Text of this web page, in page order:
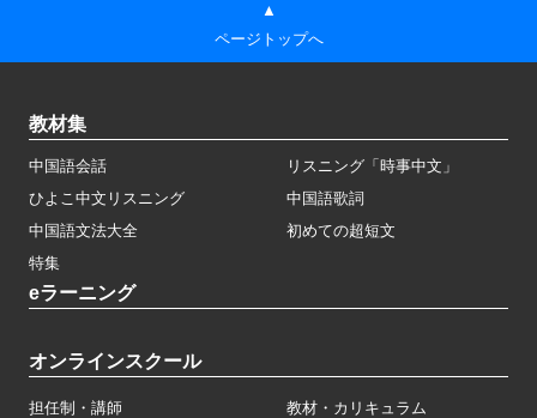
▲
ページトップへ
教材集
中国語会話
リスニング「時事中文」
ひよこ中文リスニング
中国語歌詞
中国語文法大全
初めての超短文
特集
eラーニング
オンラインスクール
担任制・講師 教材・カリキュラム